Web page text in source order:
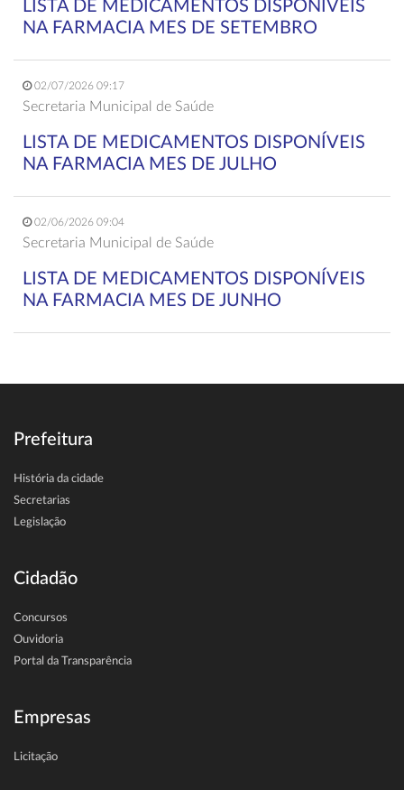
LISTA DE MEDICAMENTOS DISPONÍVEIS
NA FARMACIA MES DE SETEMBRO
02/07/2026 09:17
Secretaria Municipal de Saúde
LISTA DE MEDICAMENTOS DISPONÍVEIS
NA FARMACIA MES DE JULHO
02/06/2026 09:04
Secretaria Municipal de Saúde
LISTA DE MEDICAMENTOS DISPONÍVEIS
NA FARMACIA MES DE JUNHO
Prefeitura
História da cidade
Secretarias
Legislação
Cidadão
Concursos
Ouvidoria
Portal da Transparência
Empresas
Licitação